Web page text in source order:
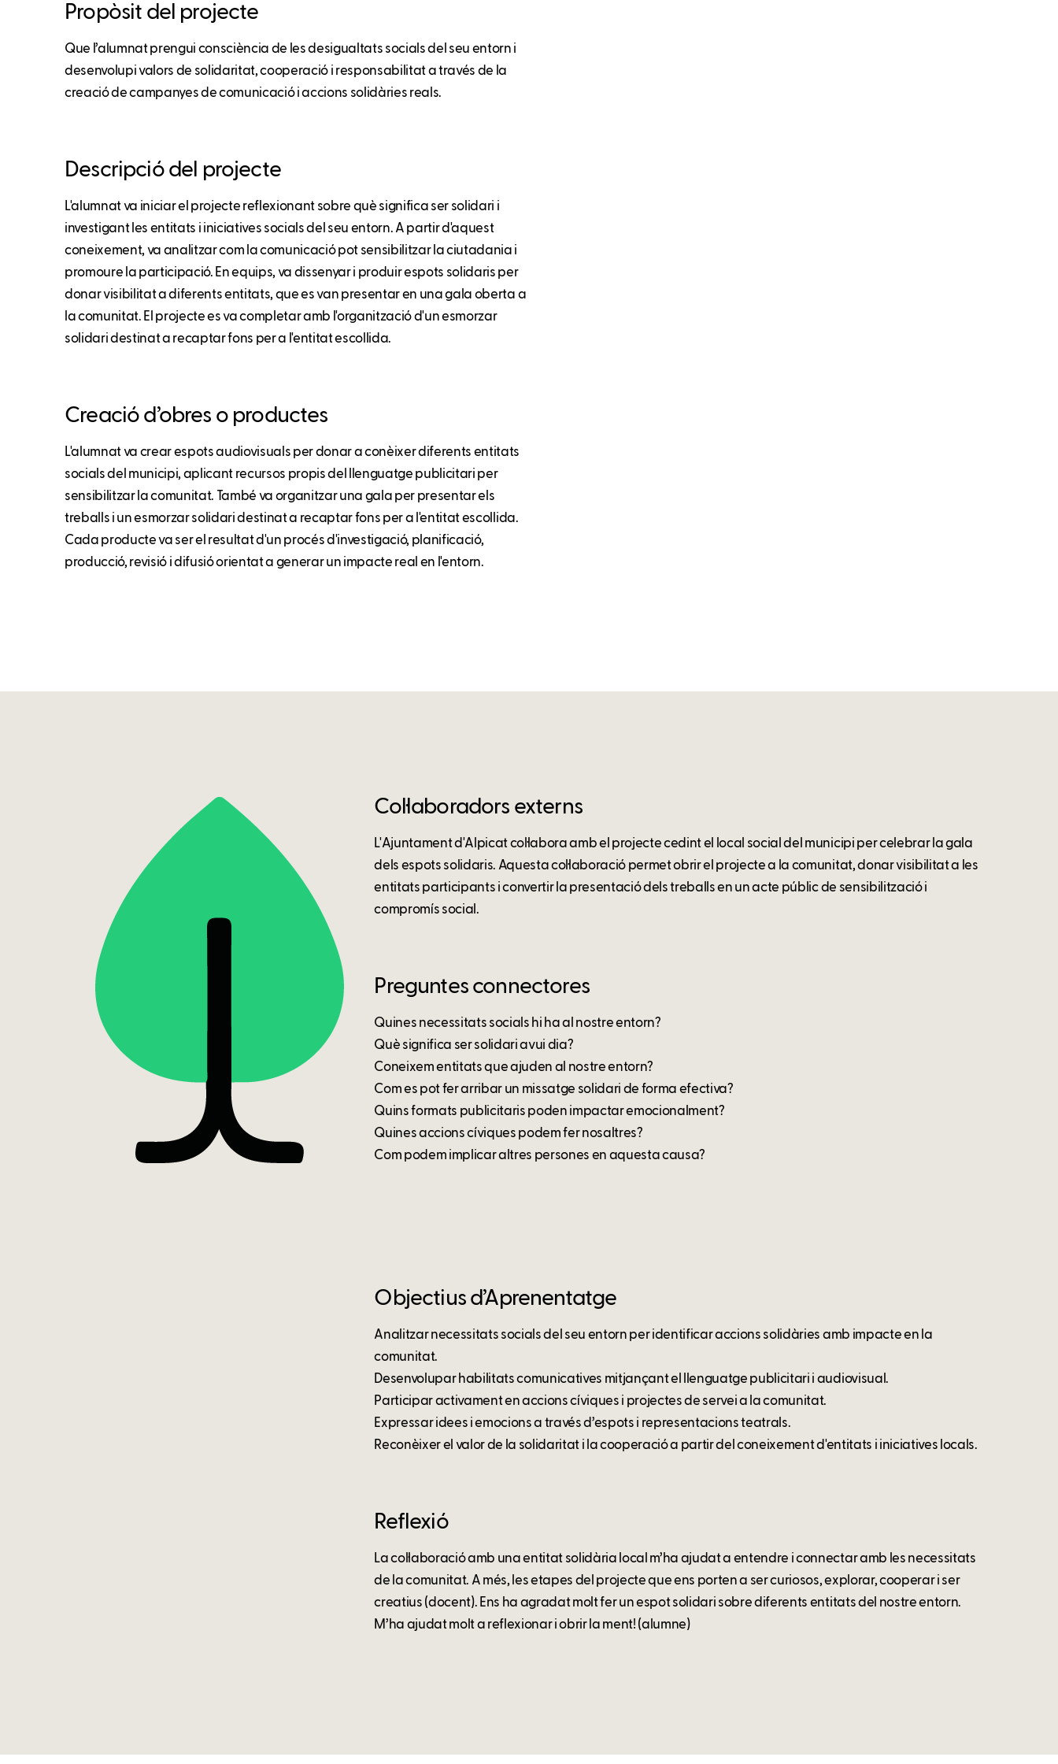
Propòsit del projecte
Que l’alumnat prengui consciència de les desigualtats socials del seu entorn i
desenvolupi valors de solidaritat, cooperació i responsabilitat a través de la
creació de campanyes de comunicació i accions solidàries reals.
Descripció del projecte
L'alumnat va iniciar el projecte reflexionant sobre què significa ser solidari i
investigant les entitats i iniciatives socials del seu entorn. A partir d'aquest
coneixement, va analitzar com la comunicació pot sensibilitzar la ciutadania i
promoure la participació. En equips, va dissenyar i produir espots solidaris per
donar visibilitat a diferents entitats, que es van presentar en una gala oberta a
la comunitat. El projecte es va completar amb l'organització d'un esmorzar
solidari destinat a recaptar fons per a l'entitat escollida.
Creació d’obres o productes
L'alumnat va crear espots audiovisuals per donar a conèixer diferents entitats
socials del municipi, aplicant recursos propis del llenguatge publicitari per
sensibilitzar la comunitat. També va organitzar una gala per presentar els
treballs i un esmorzar solidari destinat a recaptar fons per a l'entitat escollida.
Cada producte va ser el resultat d'un procés d'investigació, planificació,
producció, revisió i difusió orientat a generar un impacte real en l'entorn.
Col·laboradors externs
L'Ajuntament d'Alpicat col·labora amb el projecte cedint el local social del municipi per celebrar la gala
dels espots solidaris. Aquesta col·laboració permet obrir el projecte a la comunitat, donar visibilitat a les
entitats participants i convertir la presentació dels treballs en un acte públic de sensibilització i
compromís social.
Preguntes connectores
Quines necessitats socials hi ha al nostre entorn?
Què significa ser solidari avui dia?
Coneixem entitats que ajuden al nostre entorn?
Com es pot fer arribar un missatge solidari de forma efectiva?
Quins formats publicitaris poden impactar emocionalment?
Quines accions cíviques podem fer nosaltres?
Com podem implicar altres persones en aquesta causa?
Objectius d’Aprenentatge
Analitzar necessitats socials del seu entorn per identificar accions solidàries amb impacte en la
comunitat.
Desenvolupar habilitats comunicatives mitjançant el llenguatge publicitari i audiovisual.
Participar activament en accions cíviques i projectes de servei a la comunitat.
Expressar idees i emocions a través d’espots i representacions teatrals.
Reconèixer el valor de la solidaritat i la cooperació a partir del coneixement d'entitats i iniciatives locals.
Reflexió
La col·laboració amb una entitat solidària local m’ha ajudat a entendre i connectar amb les necessitats
de la comunitat. A més, les etapes del projecte que ens porten a ser curiosos, explorar, cooperar i ser
creatius (docent). Ens ha agradat molt fer un espot solidari sobre diferents entitats del nostre entorn.
M’ha ajudat molt a reflexionar i obrir la ment! (alumne)